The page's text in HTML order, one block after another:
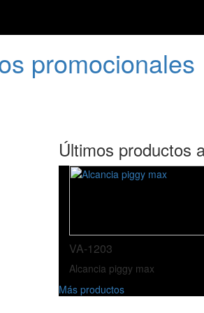
promocionales
Últimos productos
VA-1203
Alcancia piggy max
Más productos